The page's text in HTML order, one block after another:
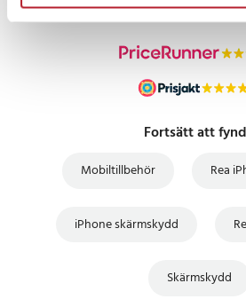
Fortsätt att
Mobiltillbehör Rea
iPhone skärmskydd
Skärmskydd